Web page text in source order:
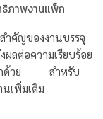
ภาพงานแพ็ก
คัญของงานบรรจุ
ลต่อความเรียบร้อย
อีกด้วย สำหรับ
เพิ่มเติม